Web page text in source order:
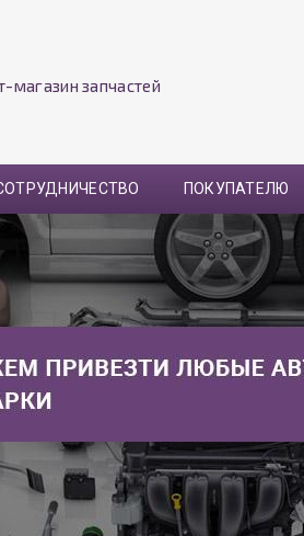
магазин запчастей
ПОКУПАТЕЛЮ